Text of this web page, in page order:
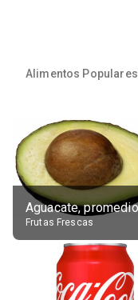
Alimentos Populares
Frutas Frescas